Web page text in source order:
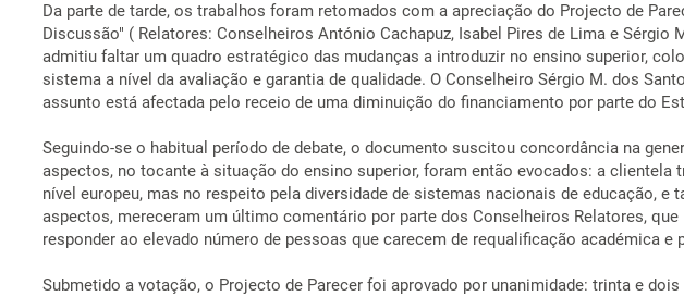
Da parte de tarde, os trabalhos foram retomados com a apreciação do Projecto de
Discussão" ( Relatores: Conselheiros António Cachapuz, Isabel Pires de Lima e
admitiu faltar um quadro estratégico das mudanças a introduzir no ensino superior,
sistema a nível da avaliação e garantia de qualidade. O Conselheiro Sérgio M. dos
assunto está afectada pelo receio de uma diminuição do financiamento por parte do
Seguindo-se o habitual período de debate, o documento suscitou concordância na
aspectos, no tocante à situação do ensino superior, foram então evocados: a
nível europeu, mas no respeito pela diversidade de sistemas nacionais de educação,
aspectos, mereceram um último comentário por parte dos Conselheiros Relatores,
responder ao elevado número de pessoas que carecem de requalificação académica e
Submetido a votação, o Projecto de Parecer foi aprovado por unanimidade: trinta e